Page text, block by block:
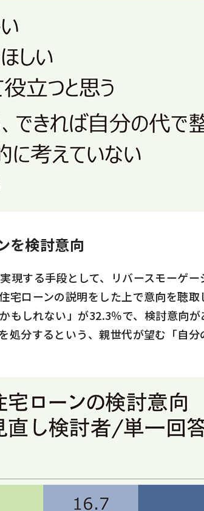
を検討意向
する手段として、リバースモーゲ
ローンの説明をした上で意向を聴
もしれない」が32.3％で、検討意向
処分するという、親世代が望む「自